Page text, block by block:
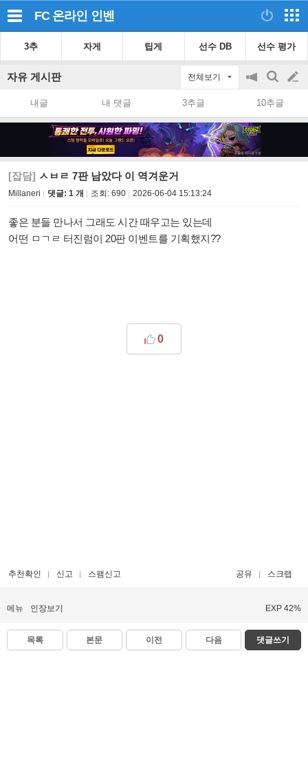
FC 온라인 인벤
3추 자게 팁게 선수 DB 선수 평가
자유 게시판 전체보기
공
지
on/off
검
색
글
쓰
내글 내 댓글 3추글 10추글
[잡담] ㅅㅂㄹ 7판 남았다 이 역겨운거
Millaneri 댓글: 1 개 조회: 690 2026-06-04 15:13:24
좋은 분들 만나서 그래도 시간 때우고는 있는데
어떤 ㅁㄱㄹ 터진럼이 20판 이벤트를 기획했지??
0
추천확인 신고 스팸신고 공유 스크랩
메뉴 인장보기 EXP 42%
목록 본문 이전 다음 댓글쓰기